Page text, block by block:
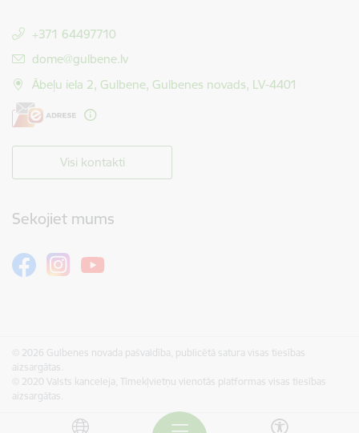
+371 64497710
E-pasts:
dome@gulbene.lv
Ābeļu iela 2, Gulbene, Gulbenes novads, LV-4401
Visi kontakti
Sekojiet mums
© 2026 Gulbenes novada pašvaldība, publicētā satura visas tiesības
aizsargātas.
© 2020 Valsts kanceleja, Tīmekļvietņu vienotās platformas visas tiesības
aizsargātas.